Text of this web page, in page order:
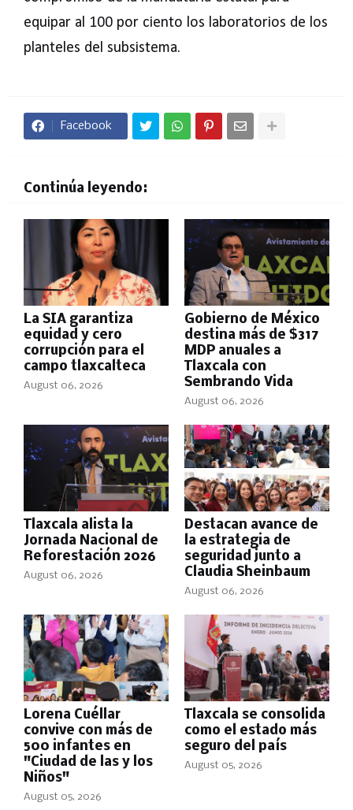
equipar al 100 por ciento los laboratorios de los
planteles del subsistema.
Facebook
Continúa leyendo:
La SIA garantiza
equidad y cero
corrupción para el
campo tlaxcalteca
August 06, 2026
Gobierno de México
destina más de $317
MDP anuales a
Tlaxcala con
Sembrando Vida
August 06, 2026
Tlaxcala alista la
Jornada Nacional de
Reforestación 2026
August 06, 2026
Destacan avance de
la estrategia de
seguridad junto a
Claudia Sheinbaum
August 06, 2026
Lorena Cuéllar
convive con más de
500 infantes en
"Ciudad de las y los
Niños"
August 05, 2026
Tlaxcala se consolida
como el estado más
seguro del país
August 05, 2026